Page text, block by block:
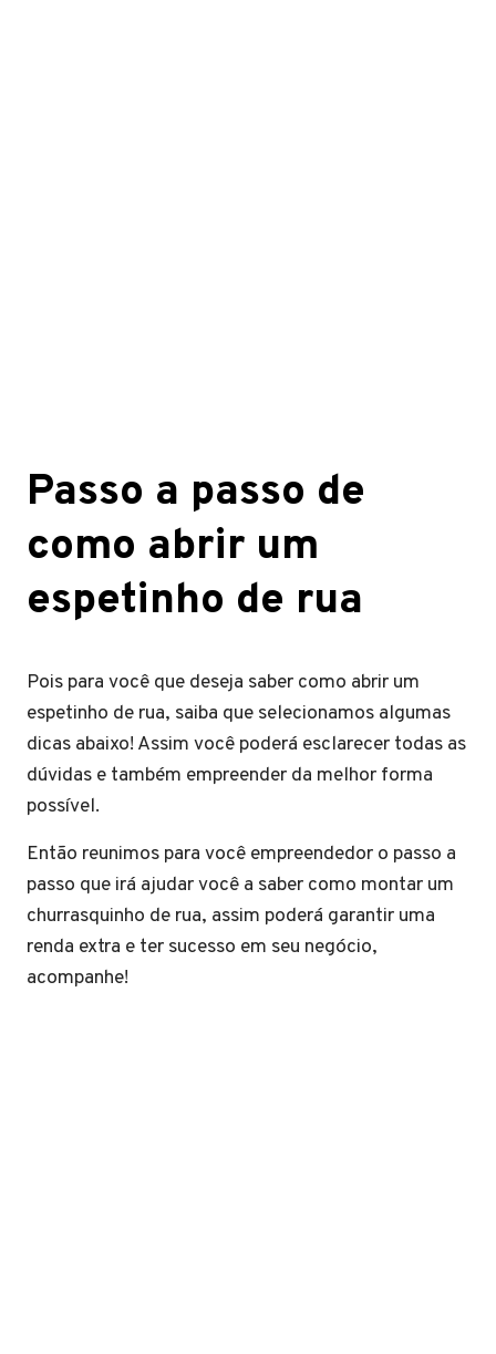
Passo a passo de
como abrir um
espetinho de rua
Pois para você que deseja saber como abrir um
espetinho de rua, saiba que selecionamos algumas
dicas abaixo! Assim você poderá esclarecer todas as
dúvidas e também empreender da melhor forma
possível.
Então reunimos para você empreendedor o passo a
passo que irá ajudar você a saber como montar um
churrasquinho de rua, assim poderá garantir uma
renda extra e ter sucesso em seu negócio,
acompanhe!